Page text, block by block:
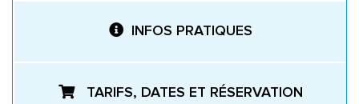
INFOS PRATIQUES
TARIFS, DATES ET RÉSERVATION